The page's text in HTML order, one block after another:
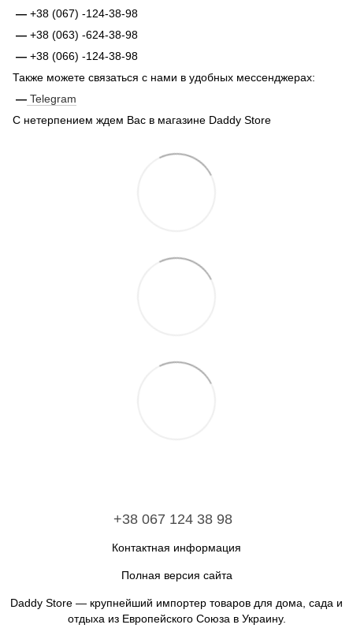
— +38 (067) -124-38-98
— +38 (063) -624-38-98
— +38 (066) -124-38-98
Также можете связаться с нами в удобных мессенджерах:
— Telegram
С нетерпением ждем Вас в магазине Daddy Store
+38 067 124 38 98
Контактная информация
Полная версия сайта
Daddy Store — крупнейший импортер товаров для дома, сада и
отдыха из Европейского Союза в Украину.